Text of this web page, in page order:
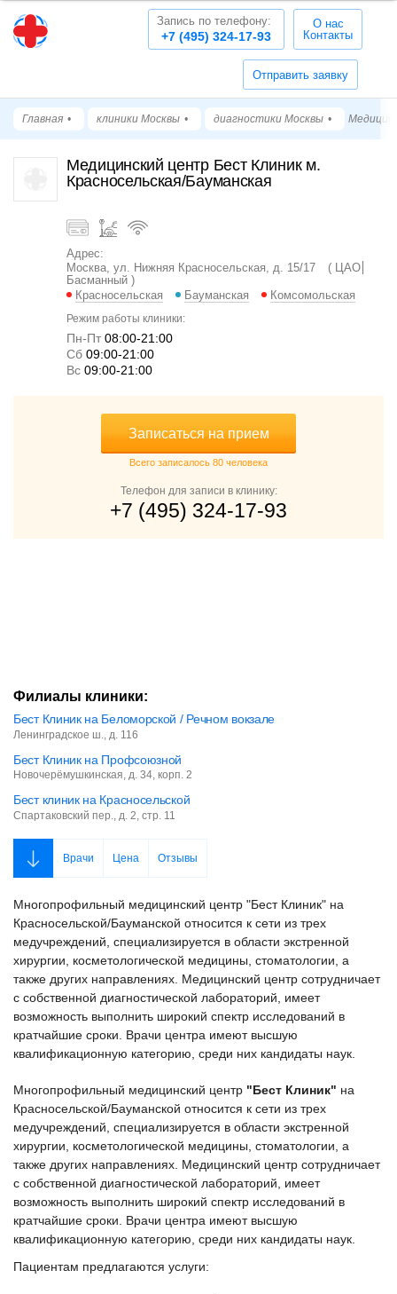
Отправить заявку
+7 (495) 324-17-93
Запись по телефону:
О нас
Контакты
Главная клиники Москвы диагностики Москвы
Медицинский центр Бест Клиник м.
Красносельская/Бауманская
Адрес:
Москва, ул. Нижняя Красносельская, д. 15/17
ЦАО
Басманный
Красносельская
Бауманская Комсомольская
Режим работы клиники:
Пн-Пт 08:00-21:00
Cб 09:00-21:00
Вс 09:00-21:00
Записаться на прием
Всего записалось 80 человека
Телефон для записи в клинику:
+7 (495) 324-17-93
Филиалы клиники:
Бест Клиник на Беломорской / Речном вокзале
Ленинградское ш., д. 116
Бест Клиник на Профсоюзной
Новочерёмушкинская, д. 34, корп. 2
Бест клиник на Красносельской
Спартаковский пер., д. 2, стр. 11
Врачи Цена Отзывы
Многопрофильный медицинский центр "Бест Клиник" на
Красносельской/Бауманской относится к сети из трех
медучреждений, специализируется в области экстренной
хирургии, косметологической медицины, стоматологии, а
также других направлениях. Медицинский центр сотрудничает
с собственной диагностической лабораторий, имеет
возможность выполнить широкий спектр исследований в
кратчайшие сроки. Врачи центра имеют высшую
квалификационную категорию, среди них кандидаты наук.
Многопрофильный медицинский центр "Бест Клиник" на
Красносельской/Бауманской относится к сети из трех
медучреждений, специализируется в области экстренной
хирургии, косметологической медицины, стоматологии, а
также других направлениях. Медицинский центр сотрудничает
с собственной диагностической лабораторий, имеет
возможность выполнить широкий спектр исследований в
кратчайшие сроки. Врачи центра имеют высшую
квалификационную категорию, среди них кандидаты наук.
Пациентам предлагаются услуги: